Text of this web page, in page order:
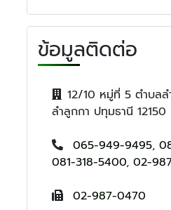
ข้อมูลติดต่อ
12/10 หมู่ที่ 5 ตำบลล
ลำลูกกา ปทุมธานี 12150
065-949-9495,
081-318-5400, 02-
02-987-0470